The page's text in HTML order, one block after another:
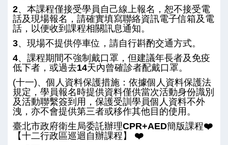
2、本課程僅接受學員自己線上報名，恕不接受電
話及現場報名，請確實填寫聯絡資訊電子信箱及電
話，以便收到課程相關訊息通知。
3、現場不提供停車位，請自行斟酌交通方式。
4、課程期間不強制戴口罩，但建議年長者及免疫
低下者，或過去14天內曾確診者配戴口罩。
(十一)、個人資料保護措施：依據個人資料保護法
規定，學員報名時提供資料僅供當次活動身份識別
及活動聯繫簽到用，保護受訓學員個人資料不外
洩，亦不會提供第三者或移作其他目的使用。
臺北市政府衛生局委託辦理CPR+AED簡版課程❤️
【十二行政區巡迴自辦課程】
❤️